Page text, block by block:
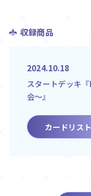
収録商品
2024.10.18
スタートデッキ
会～』
カードリスト